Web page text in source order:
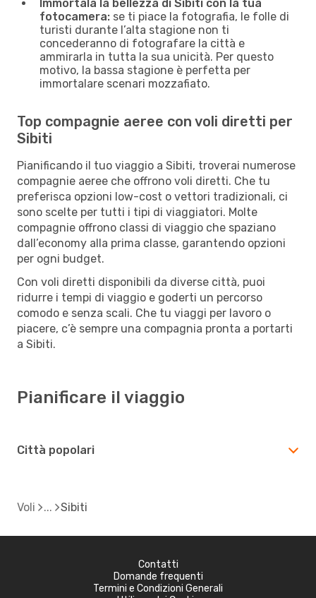
Immortala la bellezza di Sibiti con la tua
fotocamera: se ti piace la fotografia, le folle di
turisti durante l’alta stagione non ti
concederanno di fotografare la città e
ammirarla in tutta la sua unicità. Per questo
motivo, la bassa stagione è perfetta per
immortalare scenari mozzafiato.
Top compagnie aeree con voli diretti per
Sibiti
Pianificando il tuo viaggio a Sibiti, troverai numerose
compagnie aeree che offrono voli diretti. Che tu
preferisca opzioni low-cost o vettori tradizionali, ci
sono scelte per tutti i tipi di viaggiatori. Molte
compagnie offrono classi di viaggio che spaziano
dall’economy alla prima classe, garantendo opzioni
per ogni budget.
Con voli diretti disponibili da diverse città, puoi
ridurre i tempi di viaggio e goderti un percorso
comodo e senza scali. Che tu viaggi per lavoro o
piacere, c’è sempre una compagnia pronta a portarti
a Sibiti.
Pianificare il viaggio
Città popolari
Voli Sibiti
Contatti
Domande frequenti
Termini e Condizioni Generali